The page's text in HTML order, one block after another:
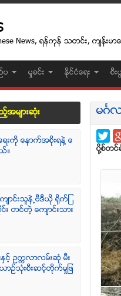
News, ရန္ကုန္ သတင္း, က်န္းမာေ
ပ မႈခင္း ႏုိင္ငံေရး စီး
မဂၤ
ပုိ႔စ္တ
အမ်ားဆံုး
းကို ေနာက္အစိုးရနဲ႔ ေ
ယ္။
ာင္းသူနဲ႕ဗီဒီယို ရိုက္ျ
င္း တင္တဲ့ ေက်ာင္းသား
ႏွင့္ ဥကၠလာလမ္းဆုံ မီး
ယာဥ္သုံးစီးဆင့္တိုက္မႈျဖ